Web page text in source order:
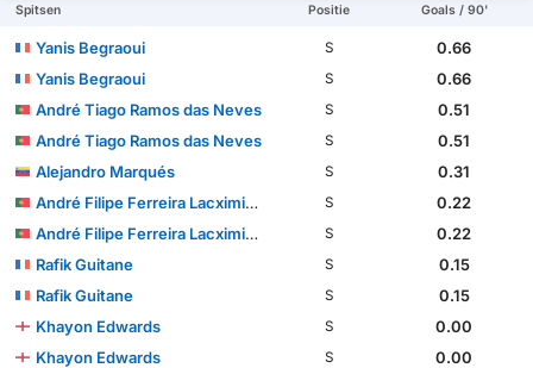
Spitsen Positie Goals / 90'
Yanis Begraoui S
0.66
Yanis Begraoui
S
0.66
André Tiago Ramos das Neves
S
0.51
André Tiago Ramos das Neves
S
0.51
Alejandro Marqués
S
0.31
André Filipe Ferreira Lacximicant
S
0.22
André Filipe Ferreira Lacximicant
S
0.22
Rafik Guitane
S
0.15
Rafik Guitane
S
0.15
Khayon Edwards
S
0.00
Khayon Edwards
S 0.00